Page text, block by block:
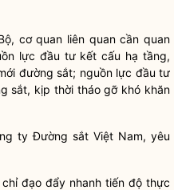
cơ quan liên quan cần quan
lực đầu tư kết cấu hạ tầng,
đường sắt; nguồn lực đầu tư
sắt, kịp thời tháo gỡ khó khăn
ty Đường sắt Việt Nam, yêu
chỉ đạođẩy nhanh tiến độ thực